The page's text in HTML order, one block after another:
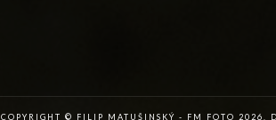
COPYRIGHT © FILIP MATUŠINSKÝ - FM FOTO 2026.